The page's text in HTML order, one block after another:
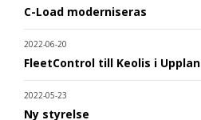
C-Load moderniseras
2022-06-20
FleetControl till Keolis i
2022-05-23
Ny styrelse